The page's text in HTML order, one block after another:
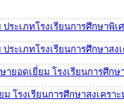
ระเภทโรงเรียนการศึกษาพิ
ระเภทโรงเรียนการศึกษาส
ายอดเยี่ยม โรงเรียนการศึก
โรงเรียนการศึกษาสงเคร